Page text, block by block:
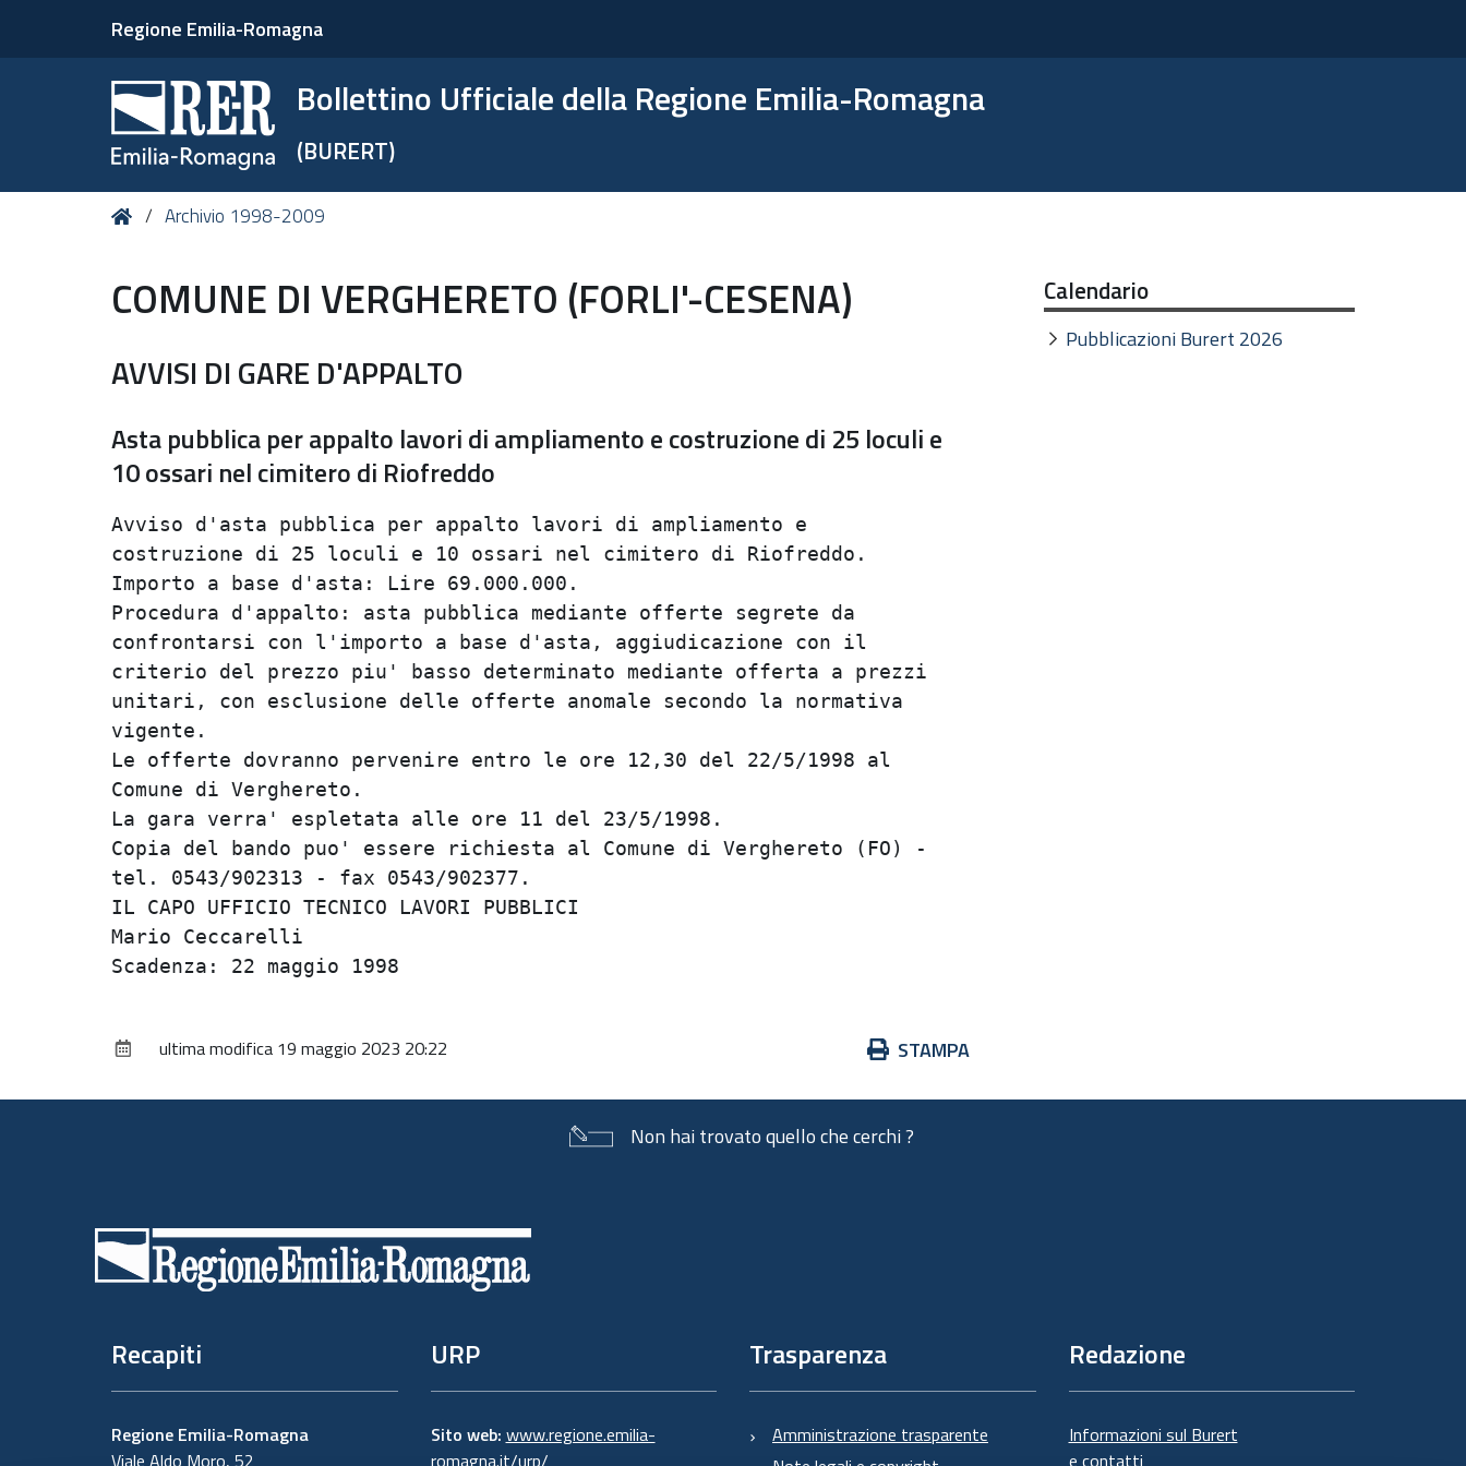
Regione Emilia-Romagna
Bollettino Ufficiale della Regione Emilia-Romagna
(BURERT)
Tu HomeArchivio 1998-2009
COMUNE DI VERGHERETO (FORLI'-CESENA)
AVVISI DI GARE D'APPALTO
Asta pubblica per appalto lavori di ampliamento e costruzione di 25 loculi e
10 ossari nel cimitero di Riofreddo
Avviso d'asta pubblica per appalto lavori di ampliamento e
costruzione di 25 loculi e 10 ossari nel cimitero di Riofreddo.
Importo a base d'asta: Lire 69.000.000.
Procedura d'appalto: asta pubblica mediante offerte segrete da
confrontarsi con l'importo a base d'asta, aggiudicazione con il
criterio del prezzo piu' basso determinato mediante offerta a prezzi
unitari, con esclusione delle offerte anomale secondo la normativa
vigente.
Le offerte dovranno pervenire entro le ore 12,30 del 22/5/1998 al
Comune di Verghereto.
La gara verra' espletata alle ore 11 del 23/5/1998.
Copia del bando puo' essere richiesta al Comune di Verghereto (FO) -
tel. 0543/902313 - fax 0543/902377.
IL CAPO UFFICIO TECNICO LAVORI PUBBLICI
Mario Ceccarelli
Azioni
documento
STAMPA
ultima modifica 19 maggio 2023 20:22
Calendario
Pubblicazioni Burert 2026
Non hai trovato quello che cerchi ?
Recapiti
Regione Emilia-Romagna
Viale Aldo Moro, 52
URP
Sito web: www.regione.emilia-
romagna.it/urp/
Trasparenza
Amministrazione trasparente
Redazione
Informazioni sul Burert
e contatti